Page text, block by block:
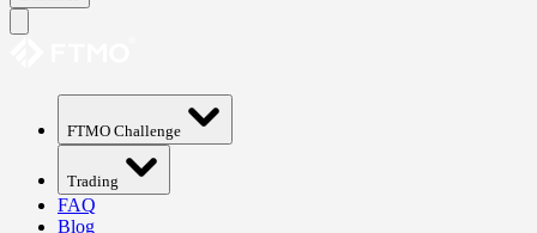
FTMO Challenge
Trading
FAQ
Blog